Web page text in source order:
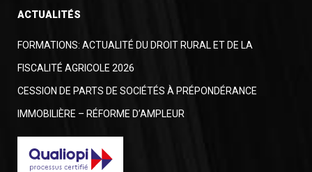
ACTUALITÉS
FORMATIONS: ACTUALITÉ DU DROIT RURAL ET DE LA
FISCALITÉ AGRICOLE 2026
CESSION DE PARTS DE SOCIÉTÉS À PRÉPONDÉRANCE
IMMOBILIÈRE – RÉFORME D’AMPLEUR